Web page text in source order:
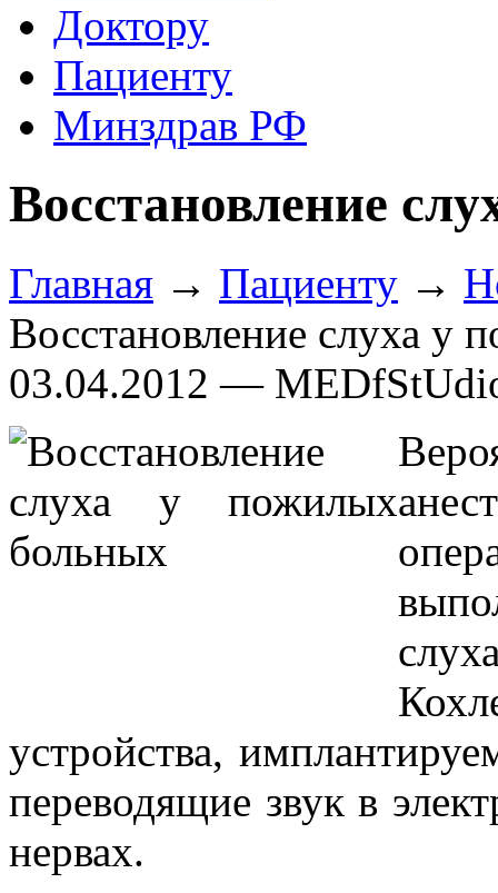
Доктору
Пациенту
Минздрав РФ
Восстановление
Главная → Пациенту →
Восстановление слуха у
03.04.2012 —
устройства,
переводящие звук в
нервах.